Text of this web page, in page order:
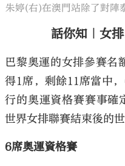
朱婷(右)在澳門站除了對陣
話你知｜女
巴黎奧運的女排參賽名
得1席，剩餘11席當中
行的奧運資格賽賽事確
世界女排聯賽結束後的
6席奧運資格賽